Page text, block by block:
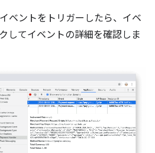
ベントをトリガーしたら、イベ
してイベントの詳細を確認しま